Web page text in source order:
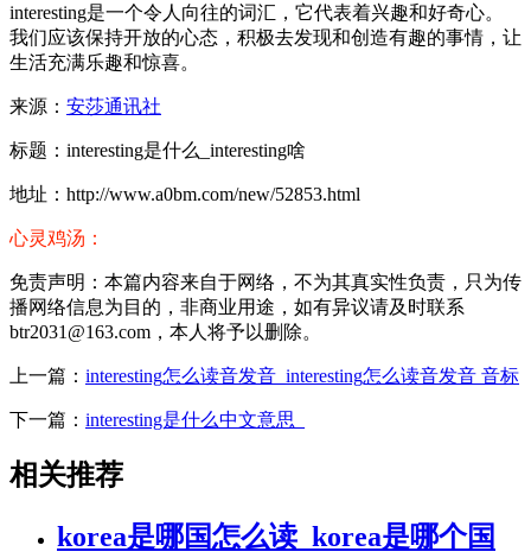
interesting是一个令人向往的词汇，它代表着兴趣和好奇心。
我们应该保持开放的心态，积极去发现和创造有趣的事情，让
生活充满乐趣和惊喜。
来源： 安莎通讯社
标题：interesting是什么_interesting啥
地址：http://www.a0bm.com/new/52853.html
心灵鸡汤：
免责声明：本篇内容来自于网络，不为其真实性负责，只为传
播网络信息为目的，非商业用途，如有异议请及时联系
btr2031@163.com，本人将予以删除。
上一篇： interesting怎么读音发音_interesting怎么读音发音 音标
下一篇： interesting是什么中文意思_
相关推荐
korea是哪国怎么读_korea是哪个国